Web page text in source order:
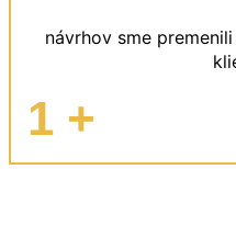
návrhov sme
1 +